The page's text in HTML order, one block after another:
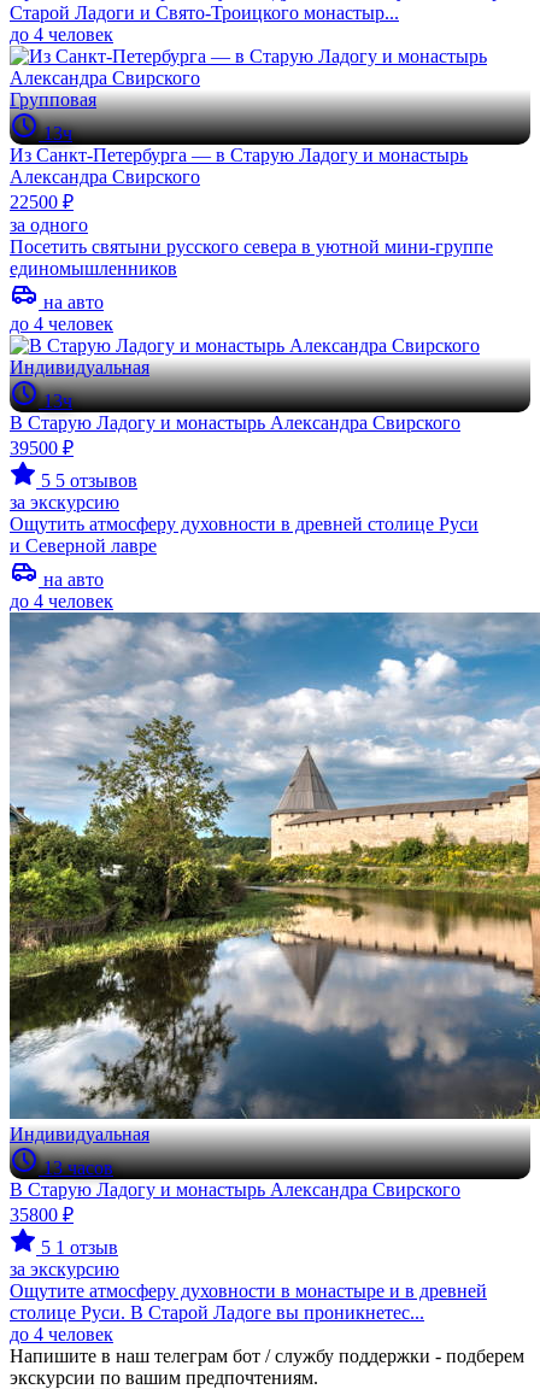
Старой Ладоги и Свято-Троицкого монастыр...
до 4 человек
Групповая
13ч
Из Санкт-Петербурга — в Старую Ладогу и монастырь
Александра Свирского
22500 ₽
за одного
Посетить святыни русского севера в уютной мини-группе
единомышленников
на авто
до 4 человек
Индивидуальная
13ч
В Старую Ладогу и монастырь Александра Свирского
39500 ₽
5 5 отзывов
за экскурсию
Ощутить атмосферу духовности в древней столице Руси
и Северной лавре
на авто
до 4 человек
Индивидуальная
13 часов
В Старую Ладогу и монастырь Александра Свирского
35800 ₽
5 1 отзыв
за экскурсию
Ощутите атмосферу духовности в монастыре и в древней
столице Руси. В Старой Ладоге вы проникнетес...
до 4 человек
Напишите в наш телеграм бот / службу поддержки - подберем
экскурсии по вашим предпочтениям.